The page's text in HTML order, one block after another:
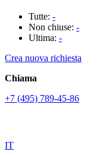
Tutte: -
Non chiuse: -
Ultima: -
Crea nuova richiesta
Chiama
+7 (495) 789-45-86
IT